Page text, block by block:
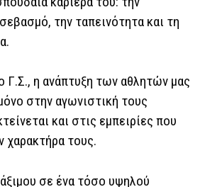
την ταπεινότητα και τη
Γ.Σ., η ανάπτυξη των αθλητών μας
στην αγωνιστική τους
και στις εμπειρίες που
χαρακτήρα τους.
σε ένα τόσο υψηλού